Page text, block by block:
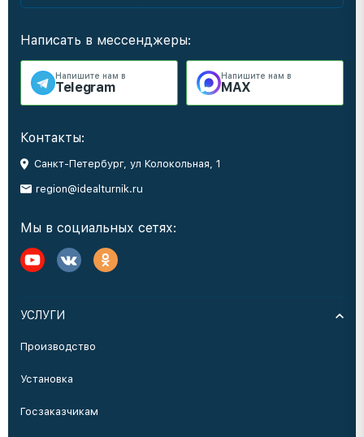
Написать в мессенджеры:
Напишите нам в
Telegram
Напишите нам в
MAX
Контакты:
Санкт-Петербург, ул Колокольная, 1
region@idealturnik.ru
Мы в социальных сетях:
УСЛУГИ
Производство
Установка
Госзаказчикам